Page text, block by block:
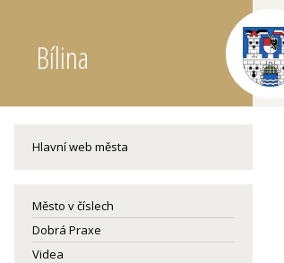
Bílina
Hlavní web města
Město v číslech
Dobrá Praxe
Videa